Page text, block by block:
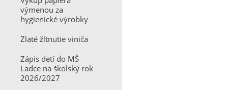
výmenou za
hygienické výrobky
Zlaté žltnutie viniča
Zápis detí do MŠ
Ladce na školský rok
2026/2027